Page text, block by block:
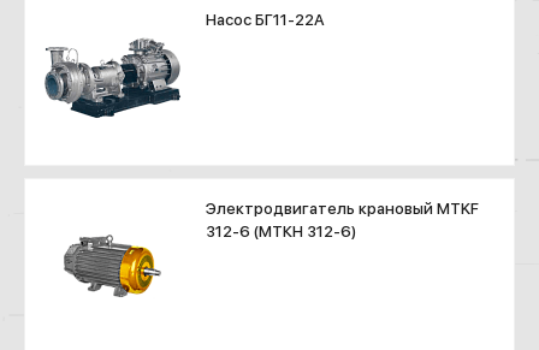
Насос БГ11-22А
Электродвигатель крановый MTKF
312-6 (МТКН 312-6)